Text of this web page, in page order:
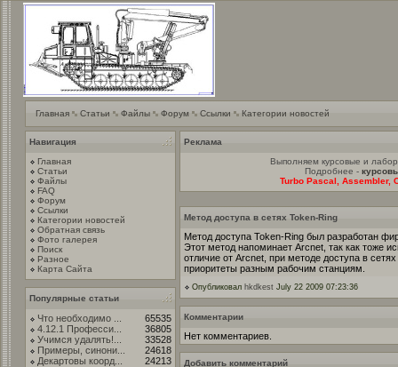
Главная Статьи Файлы Форум Ссылки Категории новостей
Навигация
Главная
Статьи
Файлы
FAQ
Форум
Ссылки
Категории новостей
Обратная связь
Фото галерея
Поиск
Разное
Карта Сайта
Популярные статьи
Что необходимо ...
65535
4.12.1 Професси...
36805
Учимся удалять!...
33528
Примеры, синони...
24618
Декартовы коорд...
24213
Реклама
Выполняем курсовые и
Подробнее -
Turbo Pascal, Assembler,
Метод доступа в сетях Token-Ring
Метод доступа Token-Ring был разработан
Этот метод напоминает Arcnet, так как тоже
отличие от Arcnet, при методе доступа в
приоритеты разным рабочим станциям.
Опубликовал hkdkest July 22 2009 07:23:36
Комментарии
Нет комментариев.
Добавить комментарий